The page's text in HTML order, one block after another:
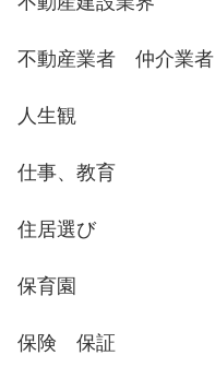
不動産業者 仲介業者
人生観
仕事、教育
住居選び
保育園
保険 保証